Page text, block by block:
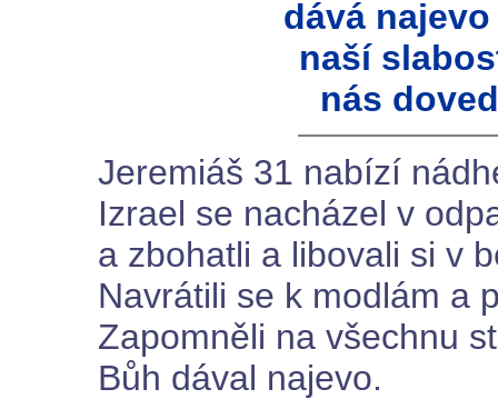
dává
naší
nás
Jeremiáš 31 nabízí
Izrael se nacházel v
a zbohatli a libovali si v
Navrátili se k modlám a
Zapomněli na všechnu
Bůh dával najevo.